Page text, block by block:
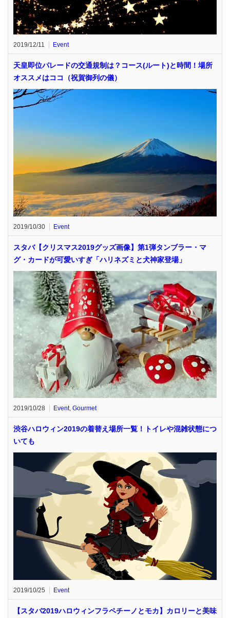
2019/12/11 Event
天皇即位パレードの交通規制は？コース(ルート)と時間！場所
オススメはココ（祝賀御列の儀）
2019/10/30 Event
スタバ【クリスマス2019グッズ画像】第1弾タンブラー・マ
グ・カードが可愛いすぎ「ハリネズミと犬神家登場」
2019/10/28 Event, Gourmet
渋谷ハロウィン2019の着替え場所一覧！トイレや混雑状態につ
いても
2019/10/25 Event
【スタバ2019ハロウィンフラペチーノとモカ】カロリーと美味